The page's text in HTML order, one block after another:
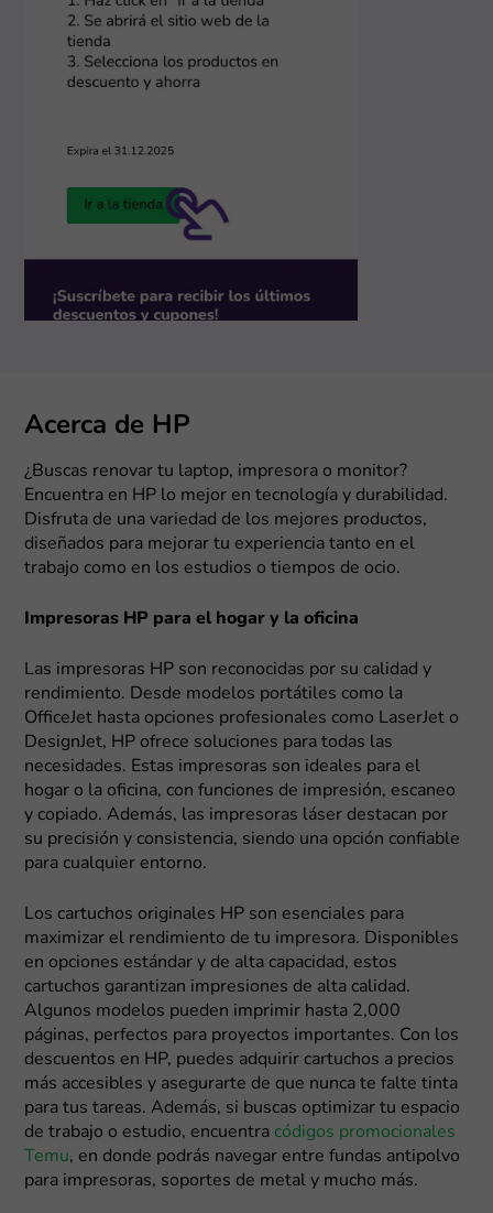
Acerca de HP
¿Buscas renovar tu laptop, impresora o monitor?
Encuentra en HP lo mejor en tecnología y durabilidad.
Disfruta de una variedad de los mejores productos,
diseñados para mejorar tu experiencia tanto en el
trabajo como en los estudios o tiempos de ocio.
Impresoras HP para el hogar y la oficina
Las impresoras HP son reconocidas por su calidad y
rendimiento. Desde modelos portátiles como la
OfficeJet hasta opciones profesionales como LaserJet o
DesignJet, HP ofrece soluciones para todas las
necesidades. Estas impresoras son ideales para el
hogar o la oficina, con funciones de impresión, escaneo
y copiado. Además, las impresoras láser destacan por
su precisión y consistencia, siendo una opción confiable
para cualquier entorno.
Los cartuchos originales HP son esenciales para
maximizar el rendimiento de tu impresora. Disponibles
en opciones estándar y de alta capacidad, estos
cartuchos garantizan impresiones de alta calidad.
Algunos modelos pueden imprimir hasta 2,000
páginas, perfectos para proyectos importantes. Con los
descuentos en HP, puedes adquirir cartuchos a precios
más accesibles y asegurarte de que nunca te falte tinta
para tus tareas. Además, si buscas optimizar tu espacio
de trabajo o estudio, encuentra códigos promocionales
Temu, en donde podrás navegar entre fundas antipolvo
para impresoras, soportes de metal y mucho más.